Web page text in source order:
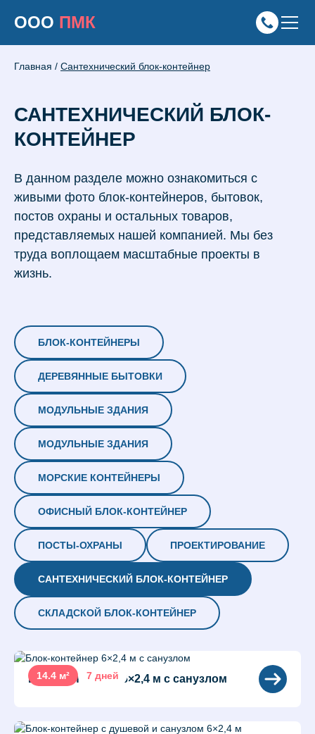
ООО ПМК
Главная / Сантехнический блок-контейнер
САНТЕХНИЧЕСКИЙ БЛОК-
КОНТЕЙНЕР
В данном разделе можно ознакомиться с
живыми фото блок-контейнеров, бытовок,
постов охраны и остальных товаров,
представляемых нашей компанией. Мы без
труда воплощаем масштабные проекты в
жизнь.
БЛОК-КОНТЕЙНЕРЫ
ДЕРЕВЯННЫЕ БЫТОВКИ
МОДУЛЬНЫЕ ЗДАНИЯ
МОДУЛЬНЫЕ ЗДАНИЯ
МОРСКИЕ КОНТЕЙНЕРЫ
ОФИСНЫЙ БЛОК-КОНТЕЙНЕР
ПОСТЫ-ОХРАНЫ ПРОЕКТИРОВАНИЕ
САНТЕХНИЧЕСКИЙ БЛОК-КОНТЕЙНЕР
СКЛАДСКОЙ БЛОК-КОНТЕЙНЕР
14.4 м² 7 дней
Блок-контейнер 6×2,4 м с санузлом